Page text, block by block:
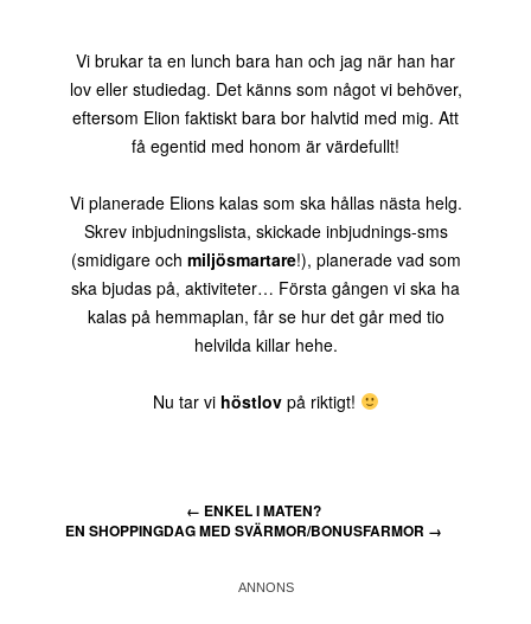
Vi brukar ta en lunch bara han och jag när han har
lov eller studiedag. Det känns som något vi behöver,
eftersom Elion faktiskt bara bor halvtid med mig. Att
få egentid med honom är värdefullt!
Vi planerade Elions kalas som ska hållas nästa helg.
Skrev inbjudningslista, skickade inbjudnings-sms
(smidigare och miljösmartare!), planerade vad som
ska bjudas på, aktiviteter… Första gången vi ska ha
kalas på hemmaplan, får se hur det går med tio
helvilda killar hehe.
Nu tar vi höstlovpå riktigt!
← ENKEL I MATEN?
EN SHOPPINGDAG MED SVÄRMOR/BONUSFARMOR →